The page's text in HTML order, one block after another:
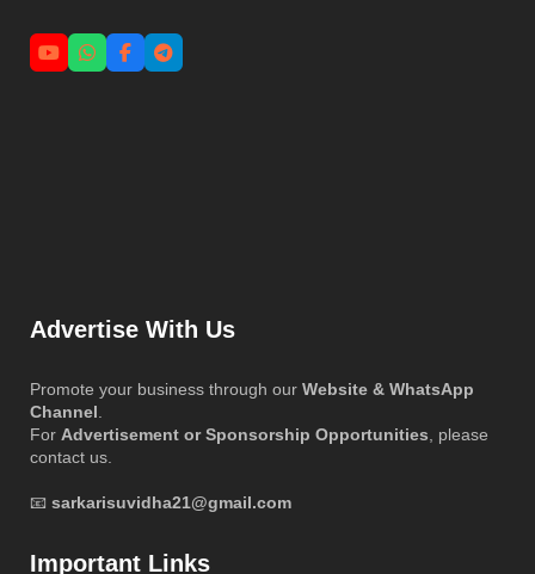
Advertise With Us
Promote your business through our Website & WhatsApp
Channel.
For Advertisement or Sponsorship Opportunities, please
contact us.
📧 sarkarisuvidha21@gmail.com
Important Links